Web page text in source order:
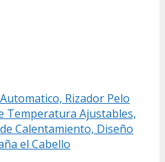
Rizador Pelo
Temperatura Ajustables,
Calentamiento, Diseño
el Cabello